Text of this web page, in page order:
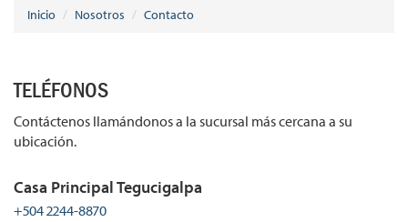
Inicio Nosotros Contacto
TELÉFONOS
Contáctenos llamándonos a la sucursal más cercana a su
ubicación.
Casa Principal Tegucigalpa
+504 2244-8870